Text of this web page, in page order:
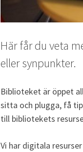
Här får du veta
eller synpunkter.
Biblioteket är öppet
sitta och plugga, få
till bibliotekets
Vi har digitala